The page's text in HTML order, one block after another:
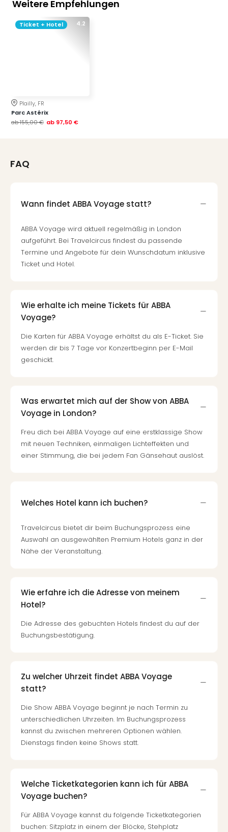
Weitere Empfehlungen
4.2
Ticket + Hotel
Plailly, FR
Parc Astérix
ab155,00 € ab 97,50 €
FAQ
Wann findet ABBA Voyage statt?
ABBA Voyage wird aktuell regelmäßig in London
aufgeführt. Bei Travelcircus findest du passende
Termine und Angebote für dein Wunschdatum inklusive
Ticket und Hotel.
Wie erhalte ich meine Tickets für ABBA
Voyage?
Die Karten für ABBA Voyage erhältst du als E-Ticket. Sie
werden dir bis 7 Tage vor Konzertbeginn per E-Mail
geschickt.
Was erwartet mich auf der Show von ABBA
Voyage in London?
Freu dich bei ABBA Voyage auf eine erstklassige Show
mit neuen Techniken, einmaligen Lichteffekten und
einer Stimmung, die bei jedem Fan Gänsehaut auslöst.
Welches Hotel kann ich buchen?
Travelcircus bietet dir beim Buchungsprozess eine
Auswahl an ausgewählten Premium Hotels ganz in der
Nähe der Veranstaltung.
Wie erfahre ich die Adresse von meinem
Hotel?
Die Adresse des gebuchten Hotels findest du auf der
Buchungsbestätigung.
Zu welcher Uhrzeit findet ABBA Voyage
statt?
Die Show ABBA Voyage beginnt je nach Termin zu
unterschiedlichen Uhrzeiten. Im Buchungsprozess
kannst du zwischen mehreren Optionen wählen.
Dienstags finden keine Shows statt.
Welche Ticketkategorien kann ich für ABBA
Voyage buchen?
Für ABBA Voyage kannst du folgende Ticketkategorien
buchen: Sitzplatz in einem der Blöcke, Stehplatz